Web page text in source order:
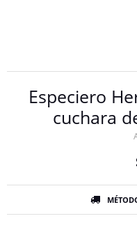
Especiero
cuchara